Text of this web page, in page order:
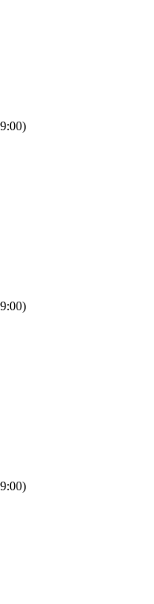
)
)
)